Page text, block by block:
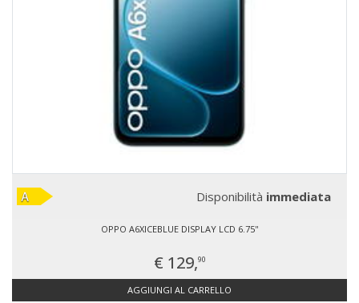
Disponibilità immediata
OPPO A6XICEBLUE DISPLAY LCD 6.75''
€ 129,90
AGGIUNGI AL CARRELLO